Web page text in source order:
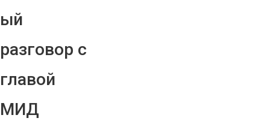
ый
разговор с
главой
МИД